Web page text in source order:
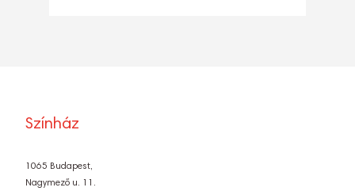
Színház
1065 Budapest,
Nagymező u. 11.